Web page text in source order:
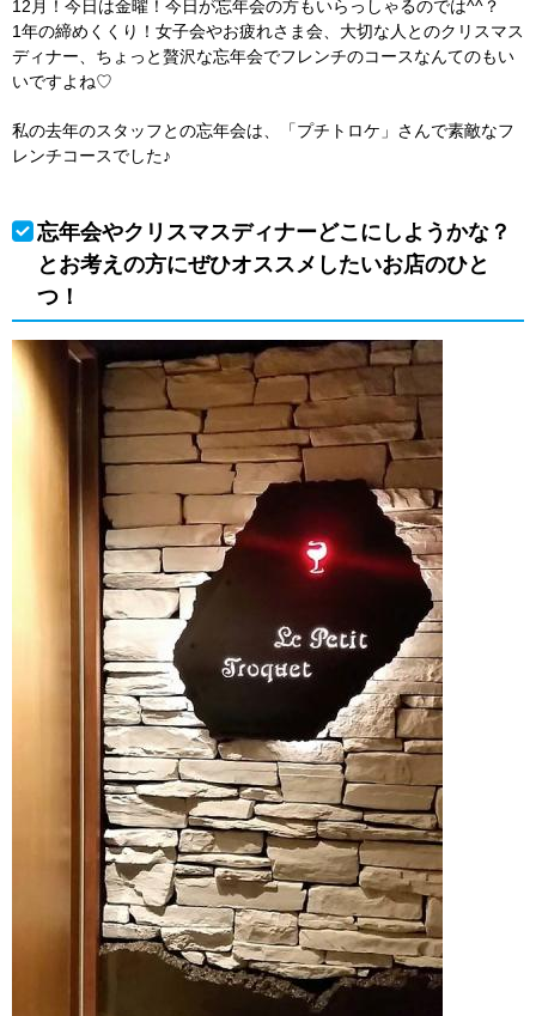
12月！今日は金曜！今日が忘年会の方もいらっしゃるのでは^^？
1年の締めくくり！女子会やお疲れさま会、大切な人とのクリスマス
ディナー、ちょっと贅沢な忘年会でフレンチのコースなんてのもい
いですよね♡
私の去年のスタッフとの忘年会は、「プチトロケ」さんで素敵なフ
レンチコースでした♪
忘年会やクリスマスディナーどこにしようかな？
とお考えの方にぜひオススメしたいお店のひと
つ！